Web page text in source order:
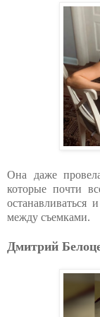
Она даже
которые почти
останавливаться
между съемками.
Дмитрий